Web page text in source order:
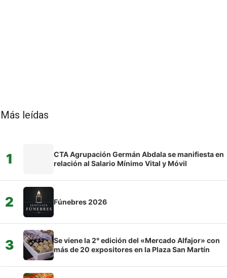
Más leídas
1
CTA Agrupación Germán Abdala se manifiesta en
relación al Salario Mínimo Vital y Móvil
2 Fúnebres 2026
3
Se viene la 2° edición del «Mercado Alfajor» con
más de 20 expositores en la Plaza San Martín